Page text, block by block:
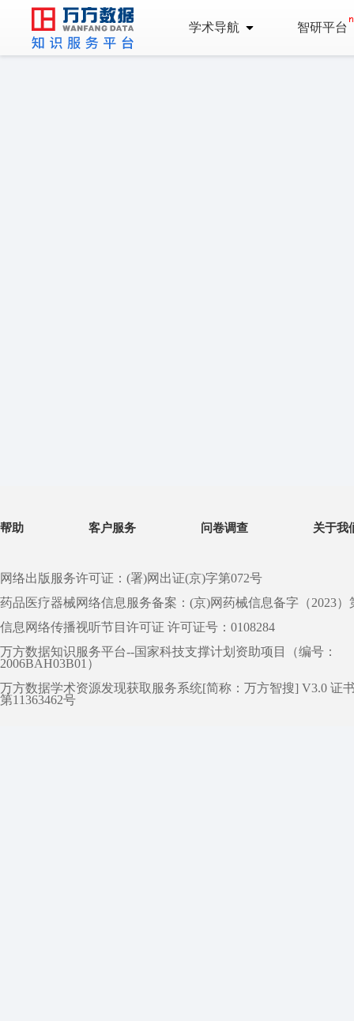
学术导航 智研平台
帮助 客户服务 问卷调查 关于我
网络出版服务许可证：(署)网出证(京)字第072号
药品医疗器械网络信息服务备案：(京)网药械信息备字（2023）
信息网络传播视听节目许可证 许可证号：0108284
万方数据知识服务平台--国家科技支撑计划资助项目（编号：
2006BAH03B01）
万方数据学术资源发现获取服务系统[简称：万方智搜] V3.0 证
第11363462号